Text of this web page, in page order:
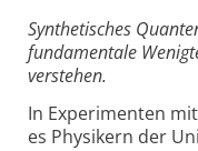
Synthetisches
fundamentale
verstehen.
In Experimenten
es Physikern der